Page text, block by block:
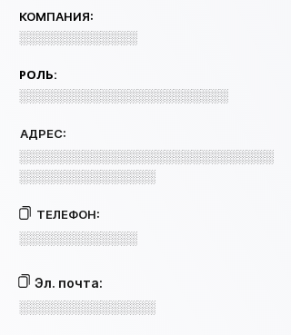
КОМПАНИЯ:
░░░░░░░░░░░░░
РОЛЬ:
░░░░░░░░░░░░░░░░░░░░░░░
АДРЕС:
░░░░░░░░░░░░░░░░░░░░░░░░░░░░
░░░░░░░░░░░░░░░
ТЕЛЕФОН:
░░░░░░░░░░░░░
Эл. почта:
░░░░░░░░░░░░░░░